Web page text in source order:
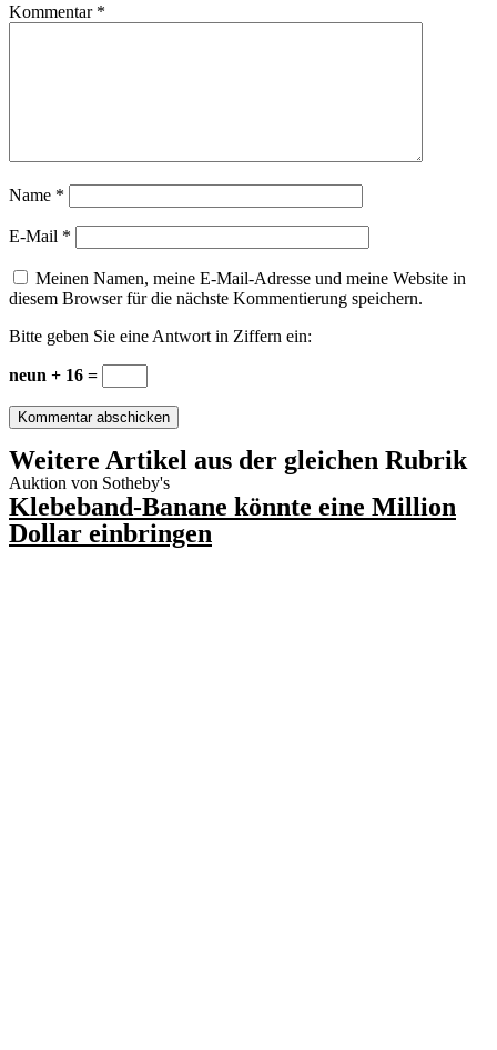
Kommentar *
Name *
E-Mail *
Meinen Namen, meine E-Mail-Adresse und meine Website in
diesem Browser für die nächste Kommentierung speichern.
Bitte geben Sie eine Antwort in Ziffern ein:
neun + 16 =
Weitere Artikel aus der gleichen Rubrik
Auktion von Sotheby's
Klebeband-Banane könnte eine Million
Dollar einbringen